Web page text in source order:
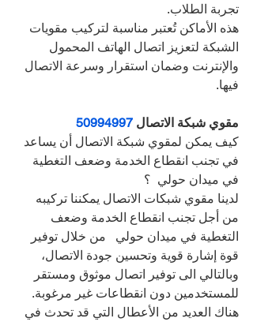
تجربة الطلاب.
هذه الأماكن تُعتبر مناسبة لتركيب مقويات
الشبكة لتعزيز اتصال الهاتف المحمول
والإنترنت وضمان استقرار وسرعة الاتصال
فيها.
مقوي شبكة الاتصال 50994997
كيف يمكن لمقوي شبكة الاتصال أن يساعد
في تجنب انقطاع الخدمة وضعف التغطية
في ميدان حولي  ؟
لدينا مقوي شبكات الاتصال يمكننا تركيبه
من أجل تجنب انقطاع الخدمة وضعف
التغطية في ميدان حولي   من خلال توفير
قوة إشارة قوية وتحسين جودة الاتصال،
وبالتالي الى توفير اتصال موثوق ومستقر
للمستخدمين دون انقطاعات غير مرغوبة.
هناك العديد من الأعطال التي قد تحدث في